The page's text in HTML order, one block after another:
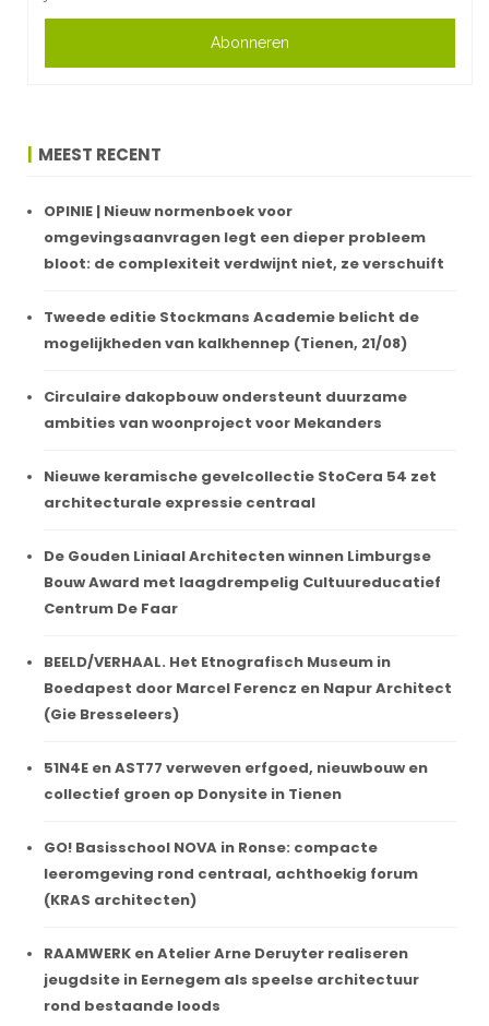
Abonneren
MEEST RECENT
OPINIE | Nieuw normenboek voor
omgevingsaanvragen legt een dieper probleem
bloot: de complexiteit verdwijnt niet, ze verschuift
Tweede editie Stockmans Academie belicht de
mogelijkheden van kalkhennep (Tienen, 21/08)
Circulaire dakopbouw ondersteunt duurzame
ambities van woonproject voor Mekanders
Nieuwe keramische gevelcollectie StoCera 54 zet
architecturale expressie centraal
De Gouden Liniaal Architecten winnen Limburgse
Bouw Award met laagdrempelig Cultuureducatief
Centrum De Faar
BEELD/VERHAAL. Het Etnografisch Museum in
Boedapest door Marcel Ferencz en Napur Architect
(Gie Bresseleers)
51N4E en AST77 verweven erfgoed, nieuwbouw en
collectief groen op Donysite in Tienen
GO! Basisschool NOVA in Ronse: compacte
leeromgeving rond centraal, achthoekig forum
(KRAS architecten)
RAAMWERK en Atelier Arne Deruyter realiseren
jeugdsite in Eernegem als speelse architectuur
rond bestaande loods